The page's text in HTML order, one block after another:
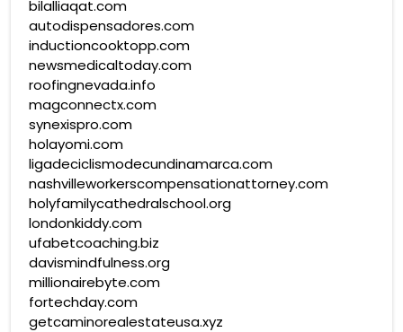
bilalliaqat.com
autodispensadores.com
inductioncooktopp.com
newsmedicaltoday.com
roofingnevada.info
magconnectx.com
synexispro.com
holayomi.com
ligadeciclismodecundinamarca.com
nashvilleworkerscompensationattorney.com
holyfamilycathedralschool.org
londonkiddy.com
ufabetcoaching.biz
davismindfulness.org
millionairebyte.com
fortechday.com
getcaminorealestateusa.xyz